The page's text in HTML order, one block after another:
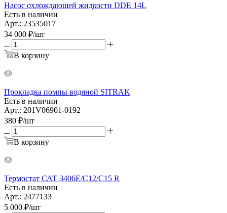
Насос охлождающей жидкости DDE 14L
Есть в наличии
Арт.: 23535017
34 000 ₽/шт
В корзину
Прокладка помпы водяной SITRAK
Есть в наличии
Арт.: 201V06901-0192
380 ₽/шт
В корзину
Термостат САТ 3406E/C12/С15 R
Есть в наличии
Арт.: 2477133
5 000 ₽/шт